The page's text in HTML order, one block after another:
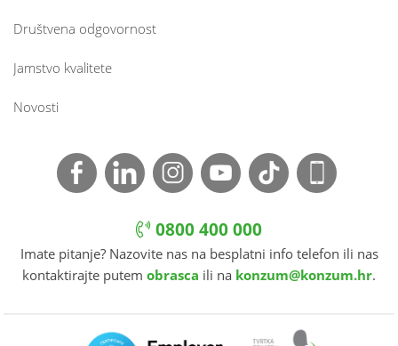
Društvena odgovornost
Jamstvo kvalitete
Novosti
0800 400 000
Imate pitanje? Nazovite nas na besplatni info telefon ili nas
kontaktirajte putem obrasca ili na konzum@konzum.hr.